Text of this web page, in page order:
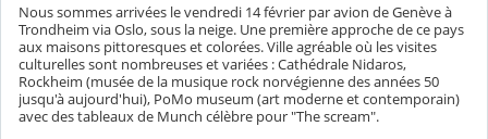
Nous sommes arrivées le vendredi 14 février par avion de Genève à
Trondheim via Oslo, sous la neige. Une première approche de ce pays
aux maisons pittoresques et colorées. Ville agréable où les visites
culturelles sont nombreuses et variées : Cathédrale Nidaros,
Rockheim (musée de la musique rock norvégienne des années 50
jusqu'à aujourd'hui), PoMo museum (art moderne et contemporain)
avec des tableaux de Munch célèbre pour "The scream".